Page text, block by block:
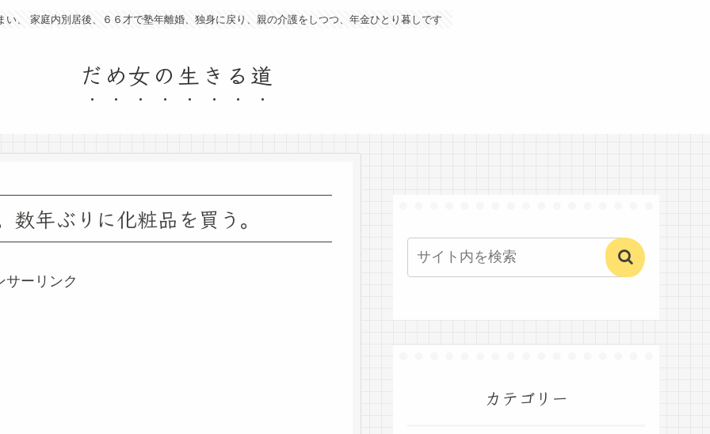
い、 家庭内別居後、６６才で塾年離婚、独身に戻り、親の介護をしつつ、年金ひとり暮しです
だめ女の生きる道
年ぶりに化粧品を買う。
サーリンク
カテゴリー